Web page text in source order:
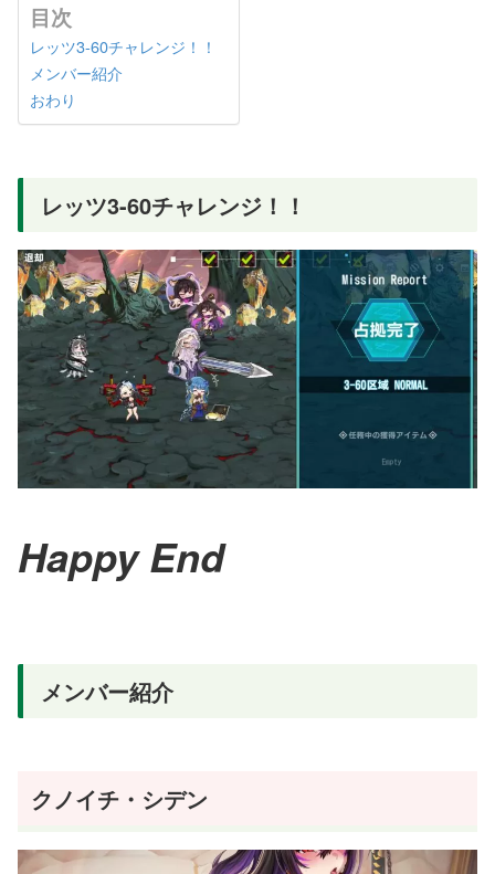
目次
レッツ3-60チャレンジ！！
メンバー紹介
おわり
レッツ3-60チャレンジ！！
Happy End
メンバー紹介
クノイチ・シデン